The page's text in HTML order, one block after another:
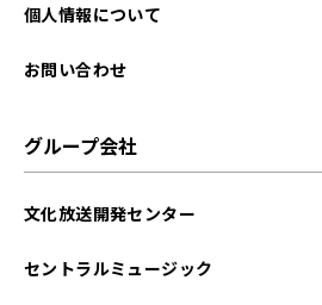
2021年03月
個人情報について
お問い合わせ
グループ会社
文化放送開発センター
セントラルミュージック